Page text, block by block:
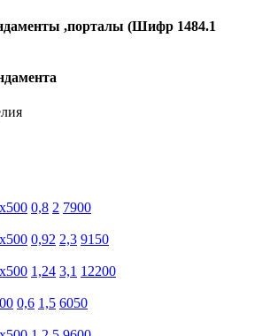
,порталы (Шифр 1484.1
0,8 2 7900
0,92 2,3 9150
1,24 3,1 12200
0,6 1,5 6050